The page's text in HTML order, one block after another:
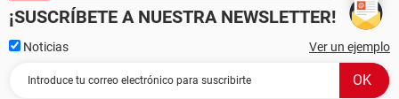
¡SUSCRÍBETE A NUESTRA NEWSLETTER!
Noticias Ver un ejemplo